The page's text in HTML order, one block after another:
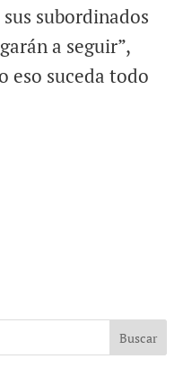
subordinados
a seguir”,
eso suceda todo